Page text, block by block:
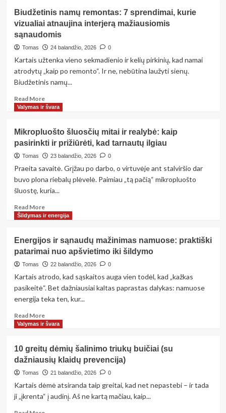
namų
sandėliavimo
idėjos:
kaip
sienas,
nišas
ir
be
chaoso
Biudžetinis namų remontas: 7 sprendimai, kurie
vizualiai atnaujina interjerą mažiausiomis
sąnaudomis
Tomas 24 balandžio, 2026 0
Kartais užtenka vieno sekmadienio ir kelių pirkinių, kad namai
atrodytų „kaip po remonto“. Ir ne, nebūtina laužyti sienų.
Biudžetinis namų...
Read MoreRead
more
namų
remontas:
7
sprendimai,
vizualiai
atnaujina
mažiausiomis
sąnaudomis
Valymas ir švara
Mikropluošto šluosčių mitai ir realybė: kaip
pasirinkti ir prižiūrėti, kad tarnautų ilgiau
Tomas 23 balandžio, 2026 0
Praeita savaitė. Grįžau po darbo, o virtuvėje ant stalviršio dar
buvo plona riebalų plėvelė. Paimiau „tą pačią“ mikropluošto
šluostę, kuria...
Read MoreRead
more
šluosčių
mitai
ir
realybė:
pasirinkti
ir
kad
tarnautų
Šildymas ir energija
Energijos ir sąnaudų mažinimas namuose: praktiški
patarimai nuo apšvietimo iki šildymo
Tomas 22 balandžio, 2026 0
Kartais atrodo, kad sąskaitos auga vien todėl, kad „kažkas
pasikeitė“. Bet dažniausiai kaltas paprastas dalykas: namuose
energija teka ten, kur...
Read MoreRead
more
ir
sąnaudų
mažinimas
namuose:
patarimai
Valymas ir švara
10 greitų dėmių šalinimo triukų buičiai (su
dažniausių klaidų prevencija)
Tomas 21 balandžio, 2026 0
Kartais dėmė atsiranda taip greitai, kad net nepastebi – ir tada
ji „įkrenta“ į audinį. Aš ne kartą mačiau, kaip...
Read